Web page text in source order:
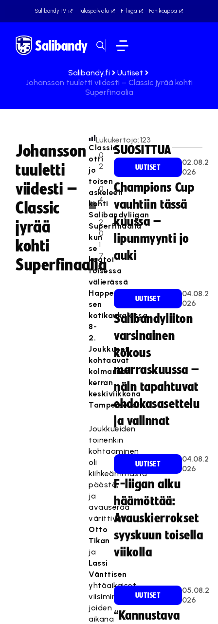
SalibandyTV Tulospalvelu F-liiga Fanikauppa
Salibandy.fi
Uutiset
Johansson tuuletti viidesti – Classic jyrää kohti
Superfinaalia
Johansson
tuuletti
viidesti –
Classic
jyrää
kohti
Superfinaalia
0
2
.
0
4
.
2
0
1
7
Lukukertoja:123
Classic
otti
jo
toisen
askeleen
kohti
Salibandyliigan
Superfinaalia
kun
se
kaatoi
toisessa
välierässä
Happeen
sen
kotikaukalossa
8-
2.
Joukkueet
kohtaavat
kolmannen
kerran
keskiviikkona
Tampereella.
Joukkueiden
toinenkin
kohtaaminen
oli
kiihkeämmästä
päästä,
ja
avauserää
värittivät
Otto
Tikan
ja
Lassi
Vänttisen
yhtäaikaiset
viisiminuuttiset,
joiden
aikana
SUOSITTUA
UUTISET
02.08.2
026
Champions Cup
vauhtiin tässä
kuussa –
lipunmyynti jo
auki
UUTISET
04.08.2
026
Salibandyliiton
varsinainen
kokous
marraskuussa –
näin tapahtuvat
ehdokasasettelu
ja valinnat
UUTISET
04.08.2
026
F-liigan alku
häämöttää:
Avauskierrokset
syyskuun toisella
viikolla
UUTISET
05.08.2
026
“Kannustava